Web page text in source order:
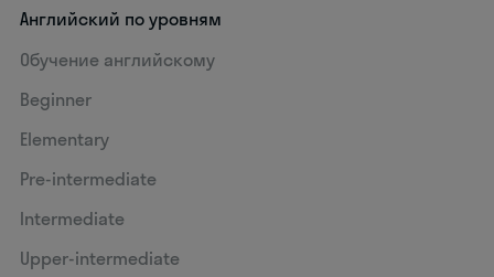
Английский по уровням
Обучение английскому
Beginner
Elementary
Pre-intermediate
Intermediate
Upper-intermediate